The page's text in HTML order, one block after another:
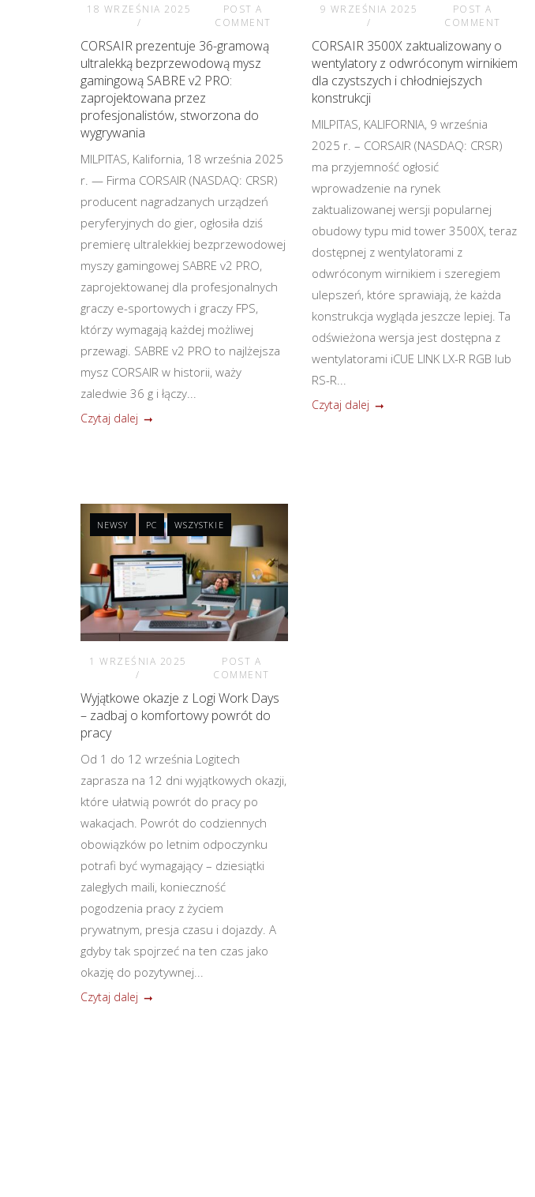
18 WRZEŚNIA 2025
POST A
COMMENT
CORSAIR prezentuje 36-gramową
ultralekką bezprzewodową mysz
gamingową SABRE v2 PRO:
zaprojektowana przez
profesjonalistów, stworzona do
wygrywania
MILPITAS, Kalifornia, 18 września 2025
r. — Firma CORSAIR (NASDAQ: CRSR)
producent nagradzanych urządzeń
peryferyjnych do gier, ogłosiła dziś
premierę ultralekkiej bezprzewodowej
myszy gamingowej SABRE v2 PRO,
zaprojektowanej dla profesjonalnych
graczy e-sportowych i graczy FPS,
którzy wymagają każdej możliwej
przewagi. SABRE v2 PRO to najlżejsza
mysz CORSAIR w historii, waży
zaledwie 36 g i łączy...
Czytaj dalej
9 WRZEŚNIA 2025
POST A
COMMENT
CORSAIR 3500X zaktualizowany o
wentylatory z odwróconym wirnikiem
dla czystszych i chłodniejszych
konstrukcji
MILPITAS, KALIFORNIA, 9 września
2025 r. – CORSAIR (NASDAQ: CRSR)
ma przyjemność ogłosić
wprowadzenie na rynek
zaktualizowanej wersji popularnej
obudowy typu mid tower 3500X, teraz
dostępnej z wentylatorami z
odwróconym wirnikiem i szeregiem
ulepszeń, które sprawiają, że każda
konstrukcja wygląda jeszcze lepiej. Ta
odświeżona wersja jest dostępna z
wentylatorami iCUE LINK LX-R RGB lub
RS-R...
Czytaj dalej
NEWSY PC WSZYSTKIE
1 WRZEŚNIA 2025
POST A
COMMENT
Wyjątkowe okazje z Logi Work Days
– zadbaj o komfortowy powrót do
pracy
Od 1 do 12 września Logitech
zaprasza na 12 dni wyjątkowych okazji,
które ułatwią powrót do pracy po
wakacjach. Powrót do codziennych
obowiązków po letnim odpoczynku
potrafi być wymagający – dziesiątki
zaległych maili, konieczność
pogodzenia pracy z życiem
prywatnym, presja czasu i dojazdy. A
gdyby tak spojrzeć na ten czas jako
okazję do pozytywnej...
Czytaj dalej